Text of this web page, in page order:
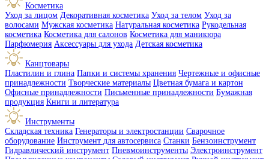
Косметика
Уход за лицом Декоративная косметика Уход за телом Уход за
волосами Мужская косметика Натуральная косметика Рукодельная
косметика Косметика для салонов Косметика для маникюра
Парфюмерия Аксессуары для ухода Детская косметика
Канцтовары
Пластилин и глина Папки и системы хранения Чертежные и офисные
принадлежности Творческие материалы Цветная бумага и картон
Офисные принадлежности Письменные принадлежности Бумажная
продукция Книги и литература
Инструменты
Складская техника Генераторы и электростанции Сварочное
оборудование Инструмент для автосервиса Станки Бензоинструмент
Гидравлический инструмент Пневмоинструменты Электроинструмент